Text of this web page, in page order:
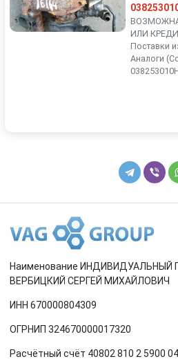
ИЛИ
Поставки
Аналоги
Наименование
ВЕРБИЦКИЙ СЕРГЕЙ МИХАЙЛОВИЧ
ИНН 670000804309
ОГРНИП 324670000017320
Расчётный счёт 40802 810 2 5900